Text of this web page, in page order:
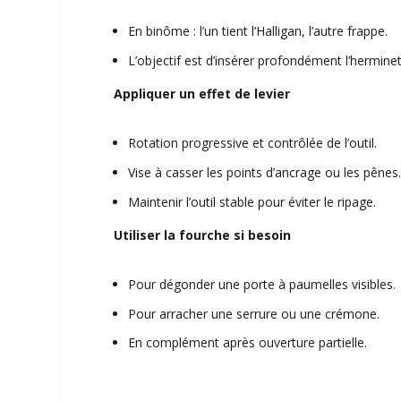
En binôme : l’un tient l’Halligan, l’autre frappe.
L’objectif est d’insérer profondément
Appliquer un effet de levier
Rotation progressive et contrôlée de l’outil.
Vise à casser les points d’ancrage ou les pênes.
Maintenir l’outil stable pour éviter le ripage.
Utiliser la fourche si besoin
Pour dégonder une porte à paumelles visibles.
Pour arracher une serrure ou une crémone.
En complément après ouverture partielle.